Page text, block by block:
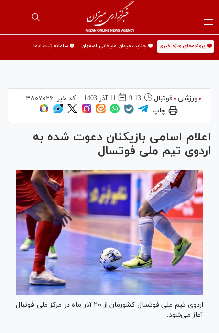
🟡 پرونده‌های ویژه خبری 🟡 جنایت میدان علیخانی اصفهان 🟡 سامانه ثبت ادعا
ورزشی فوتبال 9:13 11 آذر 1403 کد خبر: ۴۸۰۷۰۲۶
چاپ
اعلام اسامی بازیکنان دعوت شده به
اردوی تیم ملی فوتسال
اردوی تیم ملی فوتسال کشورمان از ۲۰ آذر ماه در مرکز ملی فوتبال
آغاز می‌شود.